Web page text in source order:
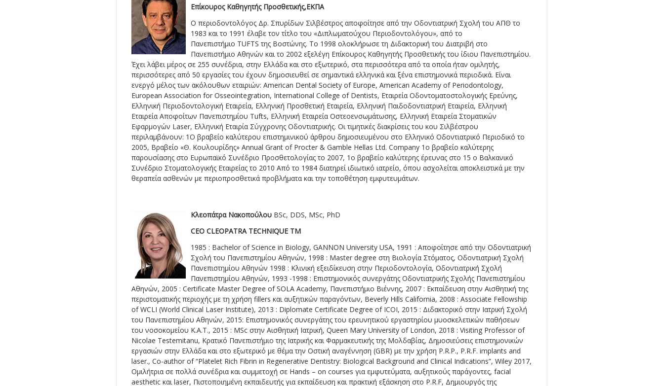
Επίκουρος Καθηγητής Προσθετικής,ΕΚΠΑ
Ο περιοδοντολόγος Δρ. Σπυρίδων Σιλβέστρος αποφοίτησε από την Οδοντιατρική Σχολή του ΑΠΘ το
1983 και το 1991 έλαβε τον τίτλο του «Διπλωματούχου Περιοδοντολόγου», από το
Πανεπιστήμιο TUFTS της Βοστώνης. Το 1998 ολοκλήρωσε τη Διδακτορική του Διατριβή στο
Πανεπιστήμιο Αθηνών και το 2002 εξελέγη Επίκουρος Καθηγητής Προσθετικής του ίδιου Πανεπιστημίου.
Έχει λάβει μέρος σε 255 συνέδρια, στην Ελλάδα και στο εξωτερικό, στα περισσότερα από τα οποία ήταν ομιλητής,
περισσότερες από 50 εργασίες του έχουν δημοσιευθεί σε σημαντικά ελληνικά και ξένα επιστημονικά περιοδικά. Είναι
ενεργό μέλος των ακόλουθων εταιριών: American Dental Society of Europe, American Academy of Periodontology,
European Association for Osseointegration, International College of Dentists, Εταιρεία Οδοντοματοστολογικής Ερεύνης,
Ελληνική Περιοδοντολογική Εταιρεία, Ελληνική Προσθετική Εταιρεία, Ελληνική Παιδοδοντιατρική Εταιρεία, Ελληνική
Εταιρεία Αποφοίτων Πανεπιστημίου Tufts, Ελληνική Εταιρεία Οστεοενσωμάτωσης, Ελληνική Εταιρεία Στοματικών
Εφαρμογών Laser, Ελληνική Εταιρία Σύγχρονης Οδοντιατρικής. Οι τιμητικές διακρίσεις του κου Σιλβέστρου
περιλαμβάνουν: 1Ο βραβείο καλύτερου επιστημινικού άρθρου δημοσιευμένου στο Ελληνικό Οδοντιατρικό Περιοδικό το
2005, Βραβείο «Θ. Κουλουρίδης» Annual Grant of Procter & Gamble Hellas Ltd. Company 1ο βραβείο καλύτερης
παρουσίασης στο Ευρωπαϊκό Συνέδριο Προσθετολογίας το 2007, 1ο βραβείο καλύτερης έρευνας στο 15 ο Βαλκανικό
Συνέδριο Στοματολογικής Εταιρείας το 2010 Από το 1984 διατηρεί ιδιωτικό ιατρείο, όπου ασχολείται αποκλειστικά με την
θεραπεία ασθενών με περιοπροσθετικά προβλήματα και την τοποθέτηση εμφυτευμάτων.
Κλεοπάτρα Νακοπούλου BSc, DDS, MSc, PhD
CEO CLEOPATRA TECHNIQUE TM
1985 : Bachelor of Science in Biology, GANNON University USA, 1991 : Αποφοίτησε από την Οδοντιατρική
Σχολή του Πανεπιστημίου Αθηνών, 1998 : Master degree στη Βιολογία Στόματος, Οδοντιατρική Σχολή
Πανεπιστημίου Αθηνών 1998 : Κλινική εξειδίκευση στην Περιοδοντολογία, Οδοντιατρική Σχολή
Πανεπιστημίου Αθηνών, 1993 -1998 : Επιστημονικός συνεργάτης Οδοντιατρικής Σχολής Πανεπιστημίου
Αθηνών, 2005 : Certificate Master Degree of SOLA Academy, Πανεπιστήμιο Βιέννης, 2007 : Εκπαίδευση στην Αισθητική της
περιστοματικής περιοχής με τη χρήση fillers και αυξητικών παραγόντων, Beverly Hills California, 2008 : Associate Fellowship
of WCLI (World Clinical Laser Institute), 2013 : Diplomate Certificate Degree of ICOI, 2015 : Διδακτορικό στην Ιατρική Σχολή
του Πανεπιστημίου Αθηνών, 2015: Επιστημονικός συνεργάτης του ερευνητικού εργαστηρίου μυοσκελετικών παθήσεων
του νοσοκομείου Κ.Α.Τ., 2015 : MSc στην Αισθητική Ιατρική, Queen Mary University of London, 2018 : Visiting Professor of
Nicolae Testemitanu, Κρατικό Πανεπιστήμιο της Ιατρικής και Φαρμακευτικής της Μολδαβίας, Δημοσιεύσεις επιστημονικών
εργασιών στην Ελλάδα και στο εξωτερικό με θέμα την Οστική αναγέννηση (GBR) με την χρήση P.R.P., P.R.F. implants and
laser., Co-author of “Platelet Rich Fibrin in Regenerative Dentistry: Biological Background and Clinical Indications”, Wiley 2017,
Ομιλήτρια σε πολλά συνέδρια και συμμετοχή σε Hands – on courses για εμφυτεύματα, αυξητικούς παράγοντες, facial
aesthetic και laser, Πιστοποιημένη εκπαιδευτής για εκπαίδευση και πρακτική εξάσκηση στο P.R.F, Δημιουργός της